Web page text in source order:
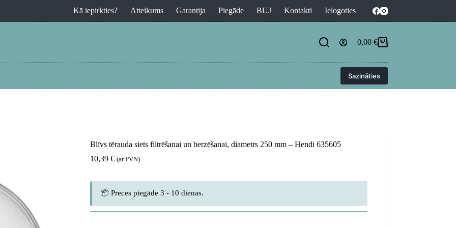
Kā iepirkties? Atteikums Garantija Piegāde BUJ Kontakti Ielogoties
Shopping
0,00 €
Sazināties
Blīvs tērauda siets filtrēšanai un berzēšanai, diametrs 250 mm – Hendi 635605
10,39 € (ar PVN)
📦 Preces piegāde 3 - 10 dienas.